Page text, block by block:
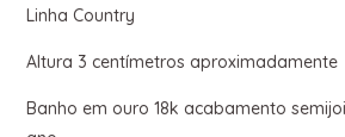
Linha Country
Altura 3 centímetros aproximadamente
Banho em ouro 18k acabamento